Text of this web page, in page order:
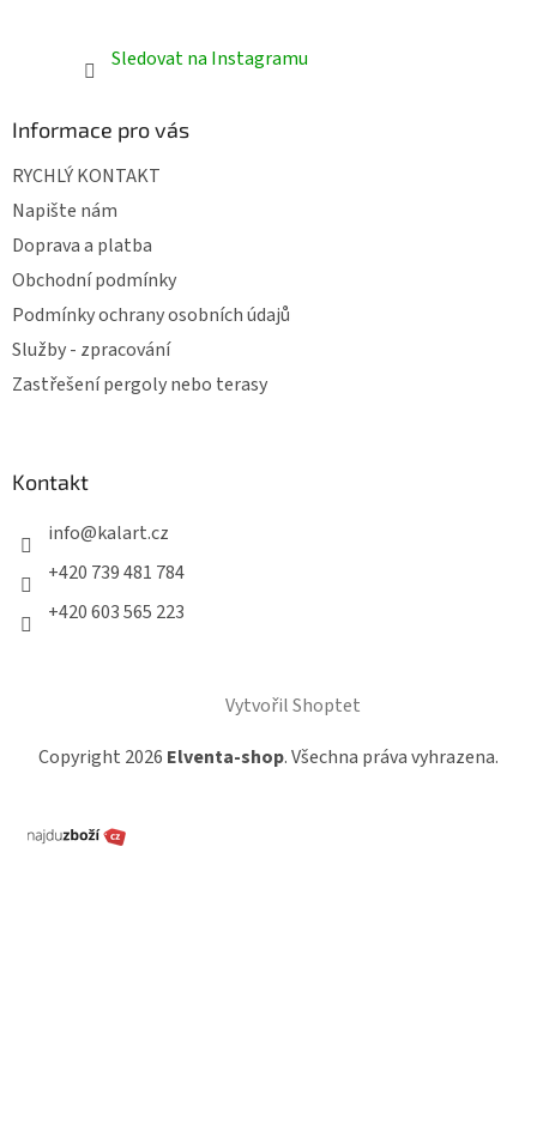
Sledovat na Instagramu
Informace pro vás
RYCHLÝ KONTAKT
Napište nám
Doprava a platba
Obchodní podmínky
Podmínky ochrany osobních údajů
Služby - zpracování
Zastřešení pergoly nebo terasy
Kontakt
info@kalart.cz
+420 739 481 784
+420 603 565 223
Vytvořil Shoptet
Copyright 2026 Elventa-shop. Všechna práva vyhrazena.